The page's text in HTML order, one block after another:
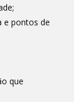
e pontos de
que